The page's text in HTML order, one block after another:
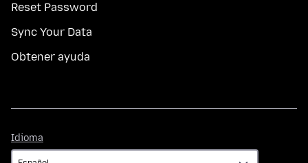
Reset Password
Sync Your Data
Obtener ayuda
Idioma